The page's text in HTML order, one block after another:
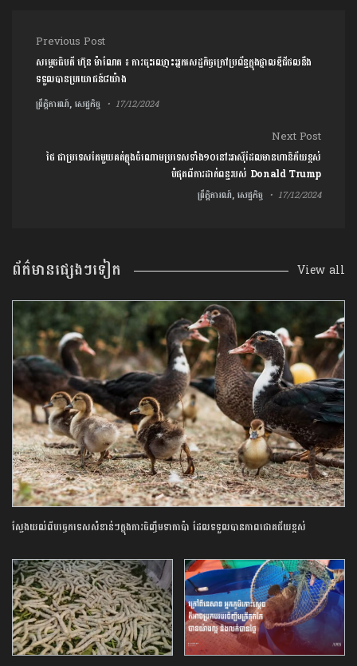
Post navigation
Previous Post
សម្ដេចធិបតី ហ៊ុន ម៉ាណែត ៖ ការចុះឈ្មោះអ្នកសេដ្ឋកិច្ចក្រៅប្រព័ន្ធក្នុងថ្នាលឌីជីថលនឹង
ទទួលបានប្រយោជន៍៨យ៉ាង
ព្រឹត្តិការណ៍, សេដ្ឋកិច្ច 17/12/2024
Next Post
​ថៃ ​ជាប្រទេសតែមួយគត់ក្នុងចំណោម​ប្រទេស​ទាំង១០នៅអាស៊ីដែល​មាន​ហានិភ័យ​ខ្ពស់​
បំផុត​ពី​ការដាក់ពន្ធរបស់ Donald Trump
ព្រឹត្តិការណ៍, សេដ្ឋកិច្ច 17/12/2024
ព័ត៌មានផ្សេងៗទៀត View all
ស្វែងយល់ពីបច្ចេកទេសសំខាន់ៗក្នុងការចិញ្ចឹមទាកាប៉ា ដែលទទួលបានភាពជោគជ័យខ្ពស់